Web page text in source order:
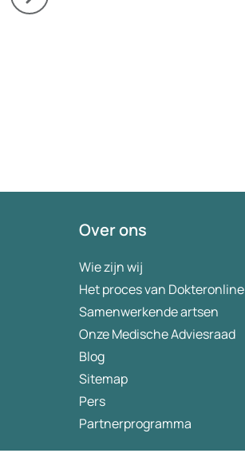
Over ons
Wie zijn wij
Het proces van Dokteronline
Samenwerkende artsen
Onze Medische Adviesraad
Blog
Sitemap
Pers
Partnerprogramma